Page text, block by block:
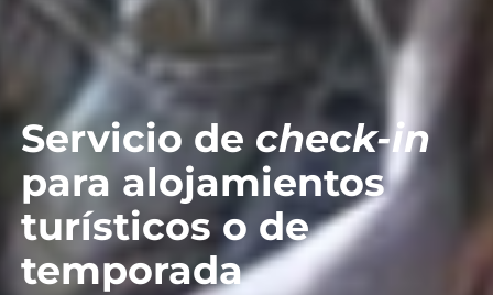
Servicio de check-in
para alojamientos
turísticos o de
temporada